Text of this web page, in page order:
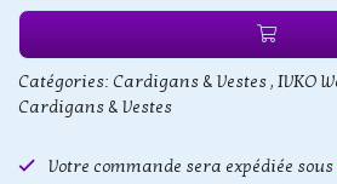
Catégories: Cardigans & Vestes, IVKO
Cardigans & Vestes
Votre commande sera expédiée sous